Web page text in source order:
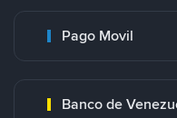
Pago Movil
Banco de